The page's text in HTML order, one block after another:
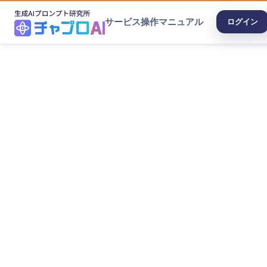
サービス操作マニュアル ログイン